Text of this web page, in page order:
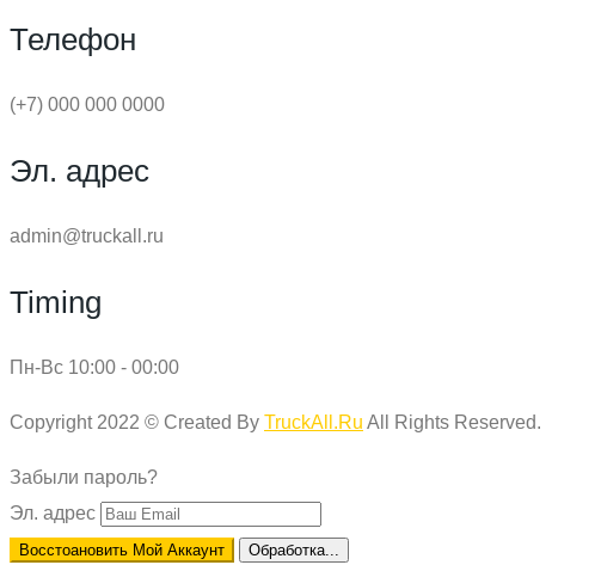
Телефон
(+7) 000 000 0000
Эл. адрес
admin@truckall.ru
Timing
Пн-Вс 10:00 - 00:00
Copyright 2022 © Created By TruckAll.Ru All Rights Reserved.
Забыли пароль?
Эл. адрес
Восстоановить Мой Аккаунт Обработка...